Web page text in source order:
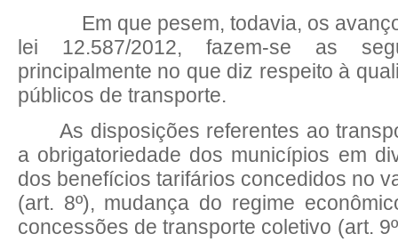
Em que pesem, todavia, os
lei 12.587/2012, fazem-se as
principalmente no que diz respeito à
públicos de transporte.
As disposições referentes ao
a obrigatoriedade dos municípios em
dos benefícios tarifários concedidos no
(art. 8º), mudança do regime
concessões de transporte coletivo (art.